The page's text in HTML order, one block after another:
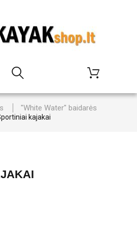
"White Water" baidarės
kajakai